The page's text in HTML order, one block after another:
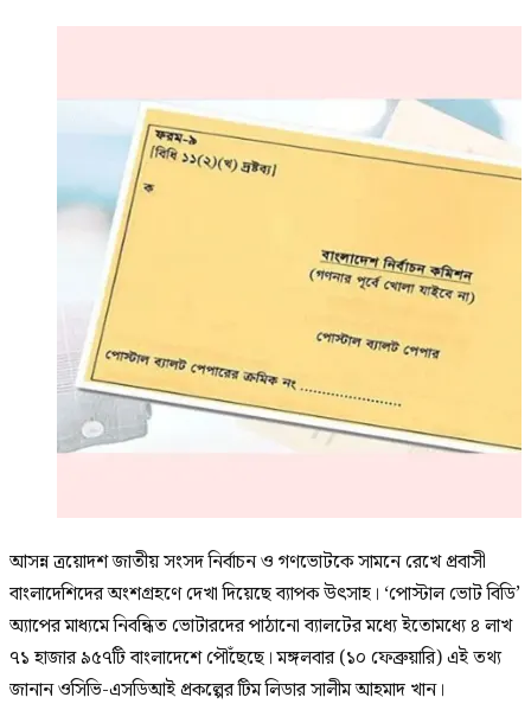
আসন্ন ত্রয়োদশ জাতীয় সংসদ নির্বাচন ও গণভোটকে সামনে রেখে প্রবাসী
বাংলাদেশিদের অংশগ্রহণে দেখা দিয়েছে ব্যাপক উৎসাহ। ‘পোস্টাল ভোট বিডি’
অ্যাপের মাধ্যমে নিবন্ধিত ভোটারদের পাঠানো ব্যালটের মধ্যে ইতোমধ্যে ৪ লাখ
৭১ হাজার ৯৫৭টি বাংলাদেশে পৌঁছেছে। মঙ্গলবার (১০ ফেব্রুয়ারি) এই তথ্য
জানান ওসিভি-এসডিআই প্রকল্পের টিম লিডার সালীম আহমাদ খান।